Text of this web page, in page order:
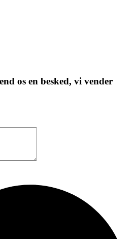
os en besked, vi vender